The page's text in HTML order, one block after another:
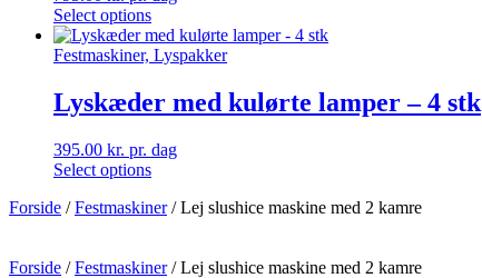
Select options
Festmaskiner, Lyspakker
Lyskæder med kulørte lamper – 4 stk
395.00 kr. pr. dag
Select options
Forside /Festmaskiner/ Lej slushice maskine med 2 kamre
Forside /Festmaskiner/ Lej slushice maskine med 2 kamre